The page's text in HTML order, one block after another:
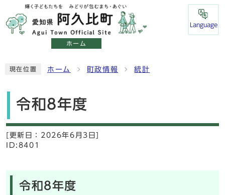
ホーム
Language
現在位置 ホーム 町政情報 統計
令和8年度
[更新日： 2026年6月3日]
ID:8401
令和8年度